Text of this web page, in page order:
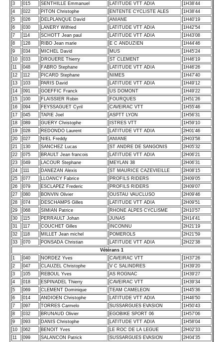
3
015 SENTHILLE Emmanuel LATITUDE VTT ADIA
1H38’44
4
022 PITON Christophe ENTENTE CYCLISTE ALES
1H38’44
5
026 DELPLANQUE David ANIANE
1H40’19
6
030 LANERY Wilfried LATITUDE VTT ADIA
1H42’54
7
114 SCHOTT Jean paul LATITUDE VTT ADIA
1H43’08
8
128 RIBO Jean marie E C ANDUZIEN
1H44’46
9
034 MICHEL David MUS
1H45’24
10
033 DROUERE Thierry ST CLEMENT
1H46’19
11
048 FABRO Stephane LATITUDE VTT ADIA
1H46’26
12
112 PICARD Stephane NIMES
1H47’40
13
103 PARIS David LATITUDE VTT ADIA
1H49’12
14
091 GOEFFIC Franck US DOMONT
1H49’22
15
100 FLAISSIER Robin FOURQUES
1H51’26
16
094 FEYSSAGUET Cyril CAVEIRAC VTT
1H55’46
17
045 TAPIE Joel ASPTT LYON
1H56’31
18
089 GUERY Christophe ISTRES VTT
1H59’10
19
028 REDONDO Laurent LATITUDE VTT ADIA
2H01’46
20
027 NIEL Freddy ANIANE
2H03’58
21
130 SANCHEZ Lucas ST ANDRE DE SANGONIS
2H05’32
22
075 BRAULT Jean francois LATITUDE VTT ADIA
2H06’21
23
049 LACOUR Stephane MEYLAN 38
2H06’31
24
111 DANEZAN Alexis ST MAURICE CAZEVIEILLE
2H08’15
25
077 LLOANCY Fabrice PROFILS RIDERS
2H09’05
26
079 ESCLAPEZ Frederic PROFILS RIDERS
2H09’07
27
080 BONVIN Olivier OUSTAU VAUCLUSO
2H09’46
28
074 DESCHAMPS Gilles LATITUDE VTT ADIA
2H09’51
29
068 SIMIAN Patrice RHONE ALPES CYCLISME
2H10’57
30
115 PERRAULT Johan JUNAS
2H14’41
31
117 COUCHET Gilles INCONNU
2H21’19
32
118 MILLET Jean michel POMEROLS
2H21’59
33
070 PONSADA Christian LATITUDE VTT ADIA
2H22’38
Vétérans 1
1
040 NORDEZ Yves CAVEIRAC VTT
1H37’26
2
047 CLAUZEL Christophe V C SALINDRES
1H39’20
3
105 REBOUL Yves AS ROGNAC
1H39’27
4
018 ESPINADEL Thierry CAVEIRAC VTT
1H39’34
5
069 CLEMENT Dominique TEAM CAMELEON
1H45’36
6
014 ANDIOEN Christophe LATITUDE VTT ADIA
1H46’50
7
097 TORRES Carmelo SUSSARGUES EVASION
1H50’43
8
032 BRUNAUD Olivier EGOBIKE SPORT 06
1H57’06
9
093 DANIS Christophe LATITUDE VTT ADIA
1H58’04
10
062 BENOIT Yves LE ROC DE LA LEGUE
2H02’33
11
099 SALANCON Patrick SUSSARGUES EVASION
2H04’35